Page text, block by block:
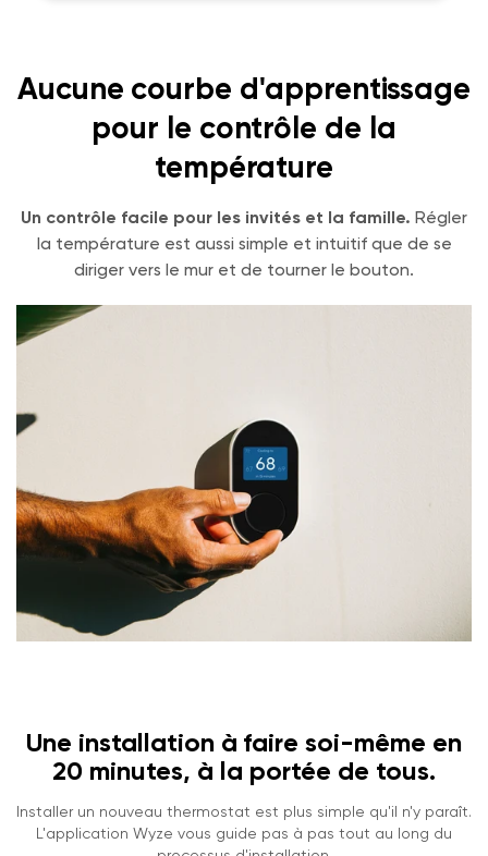
Aucune courbe d'apprentissage
pour le contrôle de la
température
Un contrôle facile pour les invités et la famille. Régler
la température est aussi simple et intuitif que de se
diriger vers le mur et de tourner le bouton.
Une installation à faire soi-même en
20 minutes, à la portée de tous.
Installer un nouveau thermostat est plus simple qu'il n'y paraît.
L'application Wyze vous guide pas à pas tout au long du